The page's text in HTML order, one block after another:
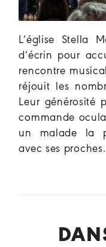
L’église Stella
d’écrin pour
rencontre
réjouit les
Leur générosité
commande
un malade la
avec ses proches.